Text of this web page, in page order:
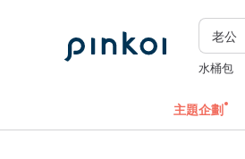
水桶包
主題企劃